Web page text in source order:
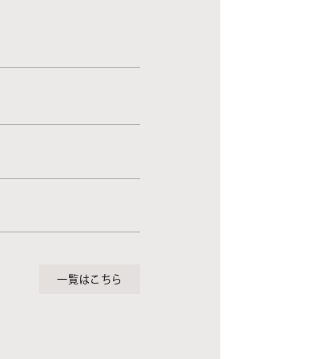
一覧はこちら